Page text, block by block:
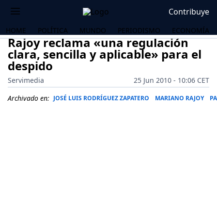
Contribuye
HOME POLÍTICA MUNDO PERIODISMO ECONOMÍA
Rajoy reclama «una regulación
clara, sencilla y aplicable» para el
despido
Servimedia
25 Jun 2010 - 10:06 CET
Archivado en: JOSÉ LUIS RODRÍGUEZ ZAPATERO MARIANO RAJOY